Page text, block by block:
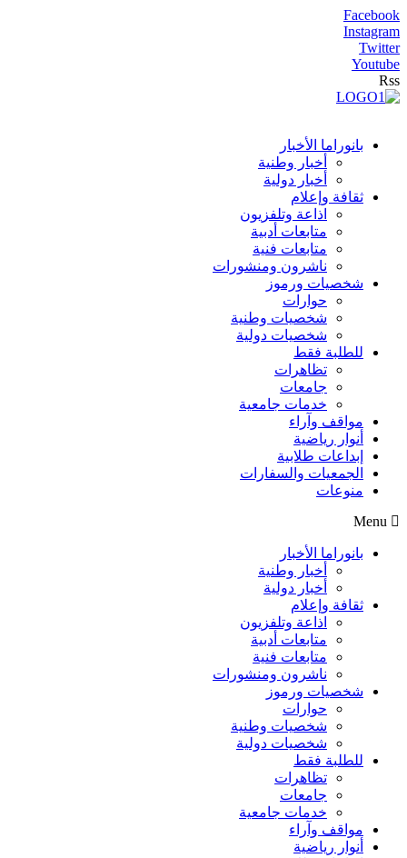
Facebook
Instagram
Twitter
Youtube
Rss
بانوراما الأخبار
أخبار وطنية
أخبار دولية
ثقافة وإعلام
اذاعة وتلفزيون
متابعات أدبية
متابعات فنية
ناشرون ومنشورات
شخصيات ورموز
حوارات
شخصيات وطنية
شخصيات دولية
للطلبة فقط
تظاهرات
جامعات
خدمات جامعية
مواقف وآراء
أنوار رياضية
إبداعات طلابية
الجمعيات والسفارات
منوعات
Menu
بانوراما الأخبار
أخبار وطنية
أخبار دولية
ثقافة وإعلام
اذاعة وتلفزيون
متابعات أدبية
متابعات فنية
ناشرون ومنشورات
شخصيات ورموز
حوارات
شخصيات وطنية
شخصيات دولية
للطلبة فقط
تظاهرات
جامعات
خدمات جامعية
مواقف وآراء
أنوار رياضية